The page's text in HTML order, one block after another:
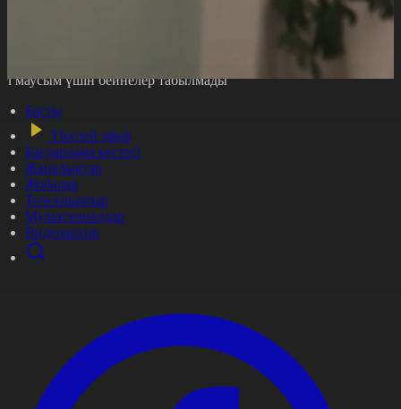
маусым үшін бейнелер табылмады
Басты
Тікелей эфир
Бағдарлама кестесі
Жаңалықтар
Жобалар
Телехикаялар
Мультсериалдар
Видеоархив